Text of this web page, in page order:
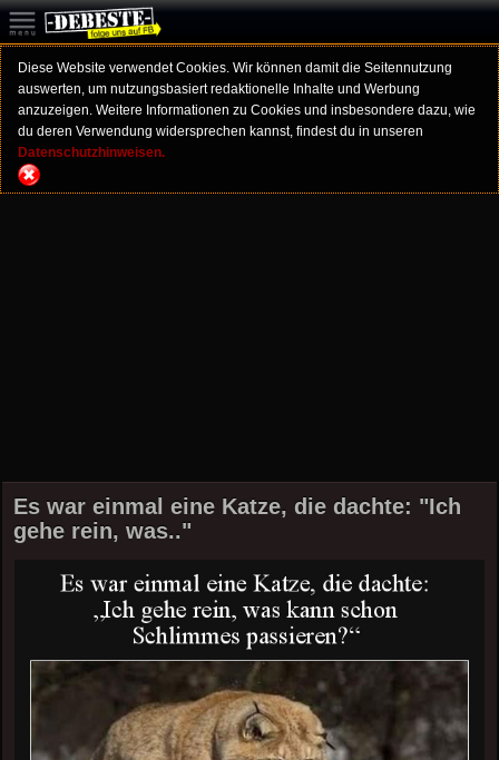
Diese Website verwendet Cookies. Wir können damit die Seitennutzung
auswerten, um nutzungsbasiert redaktionelle Inhalte und Werbung
anzuzeigen. Weitere Informationen zu Cookies und insbesondere dazu, wie
du deren Verwendung widersprechen kannst, findest du in unseren
Datenschutzhinweisen.
Es war einmal eine Katze, die dachte: "Ich
gehe rein, was.."